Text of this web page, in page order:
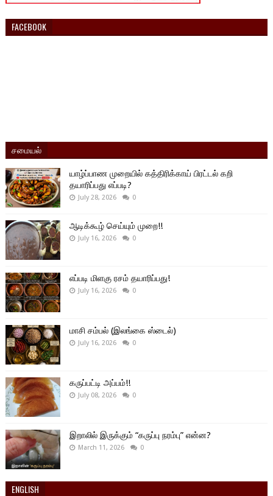
FACEBOOK
சமையல்
யாழ்ப்பாண முறையில் கத்திரிக்காய் பிரட்டல் கறி
தயாரிப்பது எப்படி?
July 28, 2026 0
ஆடிக்கூழ் செய்யும் முறை!!
July 16, 2026 0
எப்படி மிளகு ரசம் தயாரிப்பது!
July 16, 2026 0
மாசி சம்பல் (இலங்கை ஸ்டைல்)
July 16, 2026 0
கருப்பட்டி அப்பம்!!
July 08, 2026 0
இறாலில் இருக்கும் “கருப்பு நரம்பு” என்ன?
March 11, 2026 0
ENGLISH